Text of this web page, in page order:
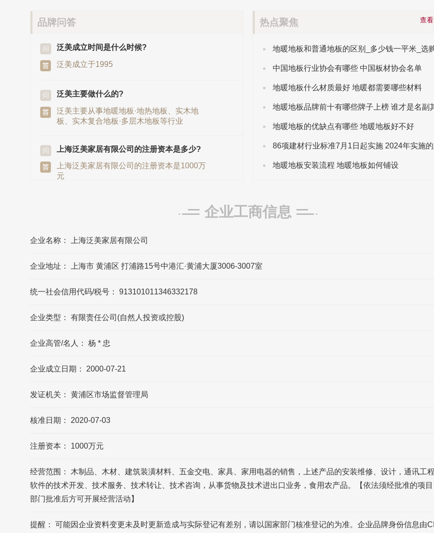
品牌问答
泛美成立时间是什么时候?
泛美成立于1995
泛美主要做什么的?
泛美主要从事地暖地板·地热地板、实木地
板、实木复合地板·多层木地板等行业
上海泛美家居有限公司的注册资本是多少?
上海泛美家居有限公司的注册资本是1000万
元
上海泛美家居有限公司的法定代表人是杨建
泛美官网公布的联系方式是021-63332716，
布的联系方式为准
泛美的官方邮箱?
paam@paam.com.cn，可能数据更新不及
上海泛美家居有限公司的企业所在地位于上
3006-3007室
查
热点聚焦
中国地板行业协会有哪些 中国板材协会名单
地暖地板什么材质最好 地暖都需要哪些材料
地暖地板的优缺点有哪些 地暖地板好不好
地暖地板安装流程 地暖地板如何铺设
企业工商信息
企业名称： 上海泛美家居有限公司
企业地址： 上海市 黄浦区 打浦路15号中港汇·黄浦大厦3006-3007室
统一社会信用代码/税号： 913101011346332178
企业类型： 有限责任公司(自然人投资或控股)
企业高管/名人： 杨 * 忠
企业成立日期： 2000-07-21
发证机关： 黄浦区市场监督管理局
核准日期： 2020-07-03
注册资本： 1000万元
经营范围： 木制品、木材、建筑装潢材料、五金交电、家具、家用电器的销售，上述产品的安装维修、设计，通讯工
软件的技术开发、技术服务、技术转让、技术咨询，从事货物及技术进出口业务，食用农产品。【依法须经批准的项
部门批准后方可开展经营活动】
提醒： 可能因企业资料变更未及时更新造成与实际登记有差别，请以国家部门核准登记的为准。企业品牌身份信息由